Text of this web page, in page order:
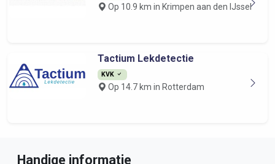
Op 10.9 km in Krimpen aan den IJssel
Tactium Lekdetectie
KVK
Op 14.7 km in Rotterdam
Handige informatie